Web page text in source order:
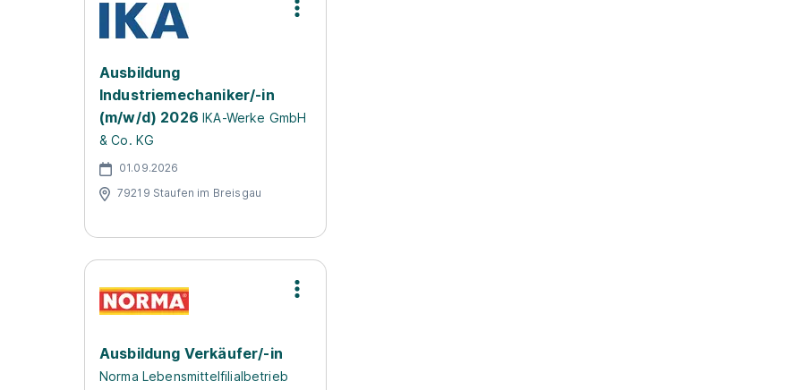
Ausbildung
Industriemechaniker/-in
(m/w/d) 2026 IKA-Werke GmbH
& Co. KG
01.09.2026
79219 Staufen im Breisgau
Ausbildung Verkäufer/-in
Norma Lebensmittelfilialbetrieb